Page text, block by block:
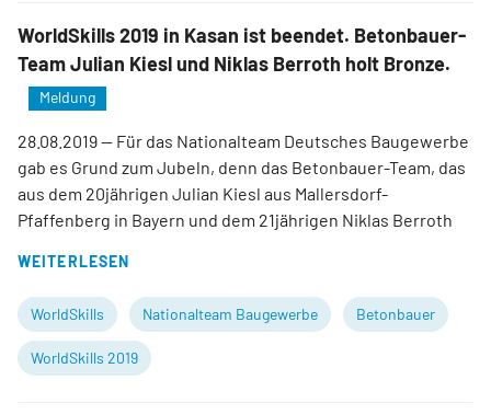
WorldSkills 2019 in Kasan ist beendet. Betonbauer-
Team Julian Kiesl und Niklas Berroth holt Bronze.
Meldung
28.08.2019— Für das Nationalteam Deutsches Baugewerbe
gab es Grund zum Jubeln, denn das Betonbauer-Team, das
aus dem 20jährigen Julian Kiesl aus Mallersdorf-
Pfaffenberg in Bayern und dem 21jährigen Niklas Berroth
WEITERLESEN
WorldSkills Nationalteam Baugewerbe Betonbauer
WorldSkills 2019